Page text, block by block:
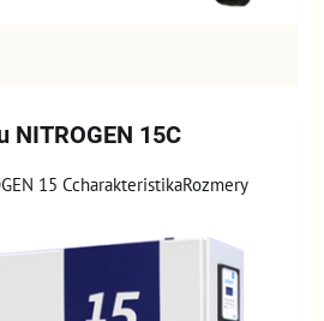
NITROGEN 15C
15 CcharakteristikaRozmery